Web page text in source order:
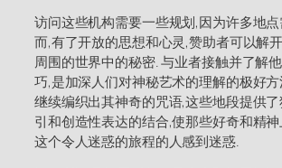
访问这些机构需要一些规划,因为许多地
而,有了开放的思想和心灵,赞助者可以解
周围的世界中的秘密. 与业者接触并了解
巧,是加深人们对神秘艺术的理解的极好
继续编织出其神奇的咒语,这些地段提供
引和创造性表达的结合,使那些好奇和精
这个令人迷惑的旅程的人感到迷惑.